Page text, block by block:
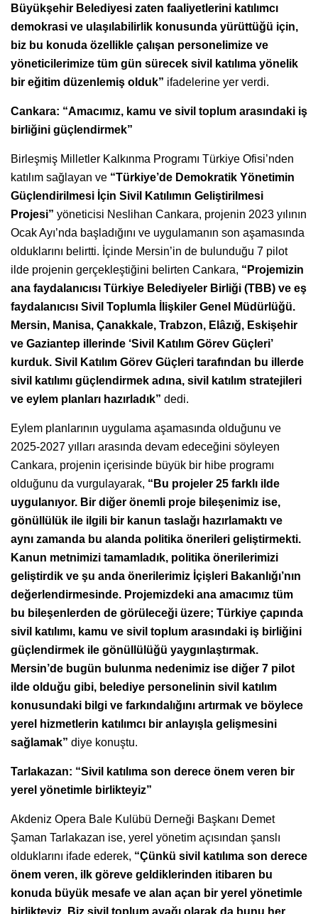
Büyükşehir Belediyesi zaten faaliyetlerini katılımcı
demokrasi ve ulaşılabilirlik konusunda yürüttüğü için,
biz bu konuda özellikle çalışan personelimize ve
yöneticilerimize tüm gün sürecek sivil katılıma yönelik
bir eğitim düzenlemiş olduk” ifadelerine yer verdi.
Cankara: “Amacımız, kamu ve sivil toplum arasındaki iş
birliğini güçlendirmek”
Birleşmiş Milletler Kalkınma Programı Türkiye Ofisi’nden
katılım sağlayan ve “Türkiye’de Demokratik Yönetimin
Güçlendirilmesi İçin Sivil Katılımın Geliştirilmesi
Projesi” yöneticisi Neslihan Cankara, projenin 2023 yılının
Ocak Ayı’nda başladığını ve uygulamanın son aşamasında
olduklarını belirtti. İçinde Mersin’in de bulunduğu 7 pilot
ilde projenin gerçekleştiğini belirten Cankara, “Projemizin
ana faydalanıcısı Türkiye Belediyeler Birliği (TBB) ve eş
faydalanıcısı Sivil Toplumla İlişkiler Genel Müdürlüğü.
Mersin, Manisa, Çanakkale, Trabzon, Elâzığ, Eskişehir
ve Gaziantep illerinde ‘Sivil Katılım Görev Güçleri’
kurduk. Sivil Katılım Görev Güçleri tarafından bu illerde
sivil katılımı güçlendirmek adına, sivil katılım stratejileri
ve eylem planları hazırladık” dedi.
Eylem planlarının uygulama aşamasında olduğunu ve
2025-2027 yılları arasında devam edeceğini söyleyen
Cankara, projenin içerisinde büyük bir hibe programı
olduğunu da vurgulayarak, “Bu projeler 25 farklı ilde
uygulanıyor. Bir diğer önemli proje bileşenimiz ise,
gönüllülük ile ilgili bir kanun taslağı hazırlamaktı ve
aynı zamanda bu alanda politika önerileri geliştirmekti.
Kanun metnimizi tamamladık, politika önerilerimizi
geliştirdik ve şu anda önerilerimiz İçişleri Bakanlığı’nın
değerlendirmesinde. Projemizdeki ana amacımız tüm
bu bileşenlerden de görüleceği üzere; Türkiye çapında
sivil katılımı, kamu ve sivil toplum arasındaki iş birliğini
güçlendirmek ile gönüllülüğü yaygınlaştırmak.
Mersin’de bugün bulunma nedenimiz ise diğer 7 pilot
ilde olduğu gibi, belediye personelinin sivil katılım
konusundaki bilgi ve farkındalığını artırmak ve böylece
yerel hizmetlerin katılımcı bir anlayışla gelişmesini
sağlamak” diye konuştu.
Tarlakazan: “Sivil katılıma son derece önem veren bir
yerel yönetimle birlikteyiz”
Akdeniz Opera Bale Kulübü Derneği Başkanı Demet
Şaman Tarlakazan ise, yerel yönetim açısından şanslı
olduklarını ifade ederek, “Çünkü sivil katılıma son derece
önem veren, ilk göreve geldiklerinden itibaren bu
konuda büyük mesafe ve alan açan bir yerel yönetimle
birlikteyiz. Biz sivil toplum ayağı olarak da bunu her